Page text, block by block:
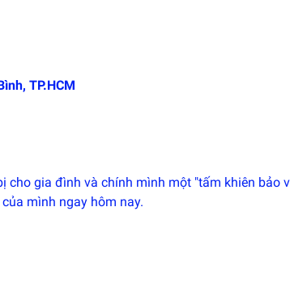
TP.HCM
cho gia đình và chính mình một "tấm khiên bảo
mình ngay hôm nay.